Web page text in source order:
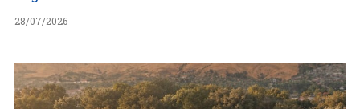
28/07/2026